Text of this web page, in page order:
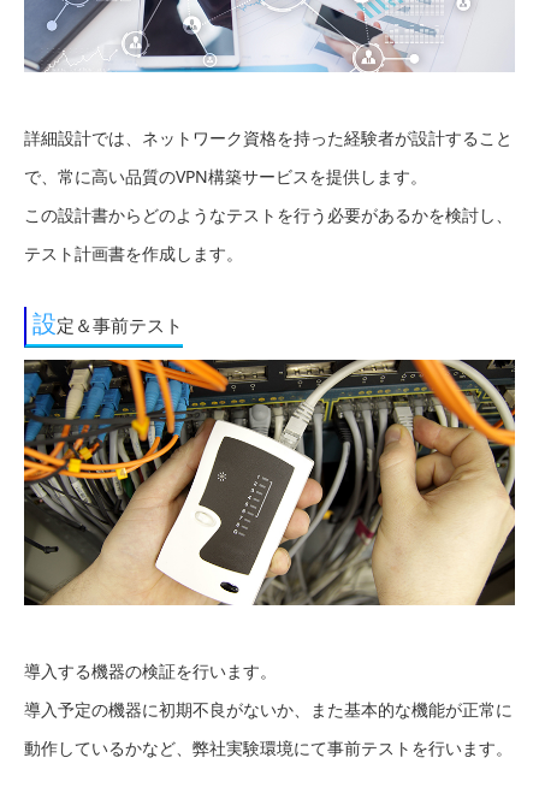
詳細設計では、ネットワーク資格を持った経験者が設計すること
で、常に高い品質のVPN構築サービスを提供します。
この設計書からどのようなテストを行う必要があるかを検討し、
テスト計画書を作成します。
設定＆事前テスト
導入する機器の検証を行います。
導入予定の機器に初期不良がないか、また基本的な機能が正常に
動作しているかなど、弊社実験環境にて事前テストを行います。